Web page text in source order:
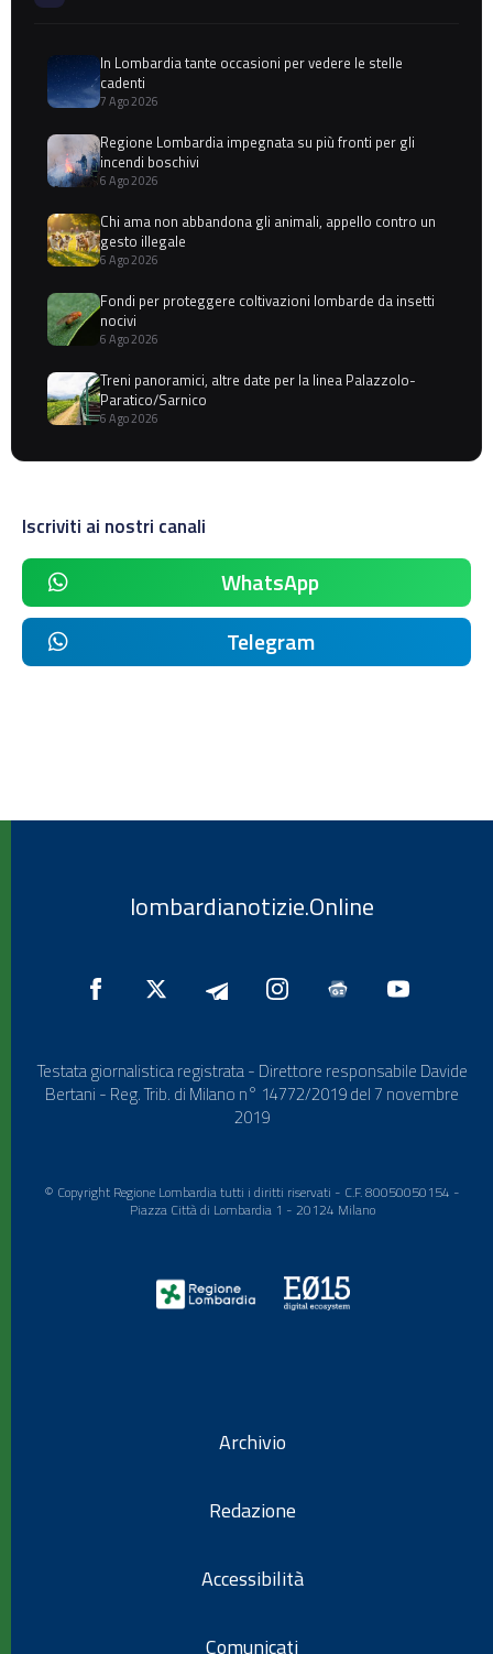
In Lombardia tante occasioni per vedere le stelle
cadenti
7 Ago 2026
Regione Lombardia impegnata su più fronti per gli
incendi boschivi
6 Ago 2026
Chi ama non abbandona gli animali, appello contro un
gesto illegale
6 Ago 2026
Fondi per proteggere coltivazioni lombarde da insetti
nocivi
6 Ago 2026
Treni panoramici, altre date per la linea Palazzolo-
Paratico/Sarnico
6 Ago 2026
Iscriviti ai nostri canali
WhatsApp
Telegram
lombardianotizie.Online
Testata giornalistica registrata - Direttore responsabile Davide
Bertani - Reg. Trib. di Milano n° 14772/2019 del 7 novembre
2019
© Copyright Regione Lombardia tutti i diritti riservati - C.F. 80050050154 -
Piazza Città di Lombardia 1 - 20124 Milano
Archivio
Redazione
Accessibilità
Comunicati